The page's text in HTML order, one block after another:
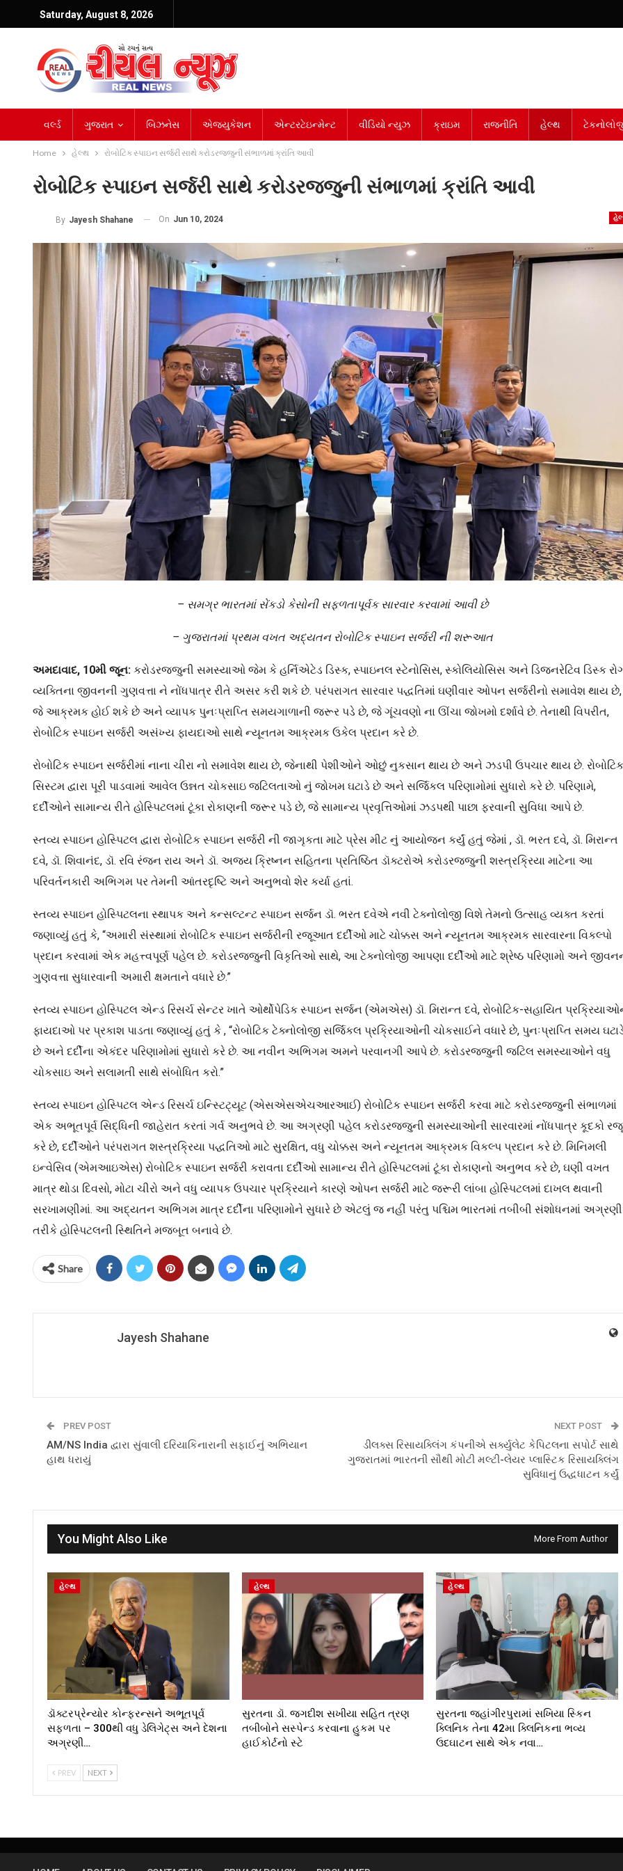
Saturday, August 8, 2026
વર્લ્ડ ગુજરાત બિઝનેસ એજ્યુકેશન એન્ટરટેઇન્મેન્ટ વીડિયો ન્યુઝ ક્રાઇમ રાજનીતિ હેલ્થ
Home હેલ્થ રોબોટિક સ્પાઇન સર્જરી સાથે કરોડરજ્જુની સંભાળમાં ક્રાંતિ આવી
રોબોટિક સ્પાઇન સર્જરી સાથે કરોડરજ્જુની સંભાળમાં ક્રાંતિ આવી
By Jayesh Shahane On Jun 10, 2024
– સમગ્ર ભારતમાં સેંકડો કેસોની સફળતાપૂર્વક સારવાર કરવામાં આવી છે
– ⁠ ગુજરાતમાં પ્રથમ વખત અદ્યતન રોબોટિક સ્પાઇન સર્જરી ની શરૂઆત
અમદાવાદ, 10મી જૂન: કરોડરજ્જુની સમસ્યાઓ જેમ કે હર્નિએટેડ ડિસ્ક, સ્પાઇનલ સ્ટેનોસિસ, સ્કોલિયોસિસ અને ડિજનરેટિવ ડિસ્ક
વ્યક્તિના જીવનની ગુણવત્તા ને નોંધપાત્ર રીતે અસર કરી શકે છે. પરંપરાગત સારવાર પદ્ધતિમાં ઘણીવાર ઓપન સર્જરીનો સમાવેશ થાય છે,
જે આક્રમક હોઈ શકે છે અને વ્યાપક પુનઃપ્રાપ્તિ સમયગાળાની જરૂર પડે છે, જે ગૂંચવણો ના ઊંચા જોખમો દર્શાવે છે. તેનાથી વિપરીત,
રોબોટિક સ્પાઇન સર્જરી અસંખ્ય ફાયદાઓ સાથે ન્યૂનતમ આક્રમક ઉકેલ પ્રદાન કરે છે.
રોબોટિક સ્પાઇન સર્જરીમાં નાના ચીરા નો સમાવેશ થાય છે, જેનાથી પેશીઓને ઓછું નુકસાન થાય છે અને ઝડપી ઉપચાર થાય છે. રોબોટિક
સિસ્ટમ દ્વારા પૂરી પાડવામાં આવેલ ઉન્નત ચોકસાઇ જટિલતાઓ નું જોખમ ઘટાડે છે અને સર્જિકલ પરિણામોમાં સુધારો કરે છે. પરિણામે,
દર્દીઓને સામાન્ય રીતે હોસ્પિટલમાં ટૂંકા રોકાણની જરૂર પડે છે, જે સામાન્ય પ્રવૃત્તિઓમાં ઝડપથી પાછા ફરવાની સુવિધા આપે છે.
સ્તવ્ય સ્પાઇન હોસ્પિટલ દ્વારા રોબોટિક સ્પાઇન સર્જરી ની જાગૃકતા માટે પ્રેસ મીટ નું આયોજન કર્યું હતું જેમાં , ડૉ. ભરત દવે, ડૉ. મિરાન્ત
દવે, ડૉ. શિવાનંદ, ડૉ. રવિ રંજન રાય અને ડૉ. અજય ક્રિષ્નન સહિતના પ્રતિષ્ઠિત ડૉક્ટરોએ કરોડરજ્જુની શસ્ત્રક્રિયા માટેના આ
પરિવર્તનકારી અભિગમ પર તેમની આંતરદૃષ્ટિ અને અનુભવો શેર કર્યા હતાં.
સ્તવ્ય સ્પાઇન હોસ્પિટલના સ્થાપક અને કન્સલ્ટન્ટ સ્પાઇન સર્જન ડૉ. ભરત દવેએ નવી ટેક્નોલોજી વિશે તેમનો ઉત્સાહ વ્યક્ત કરતાં
જણાવ્યું હતું કે, “અમારી સંસ્થામાં રોબોટિક સ્પાઇન સર્જરીની રજૂઆત દર્દીઓ માટે ચોક્કસ અને ન્યૂનતમ આક્રમક સારવારના વિકલ્પો
પ્રદાન કરવામાં એક મહત્ત્વપૂર્ણ પહેલ છે. કરોડરજ્જુની વિકૃતિઓ સાથે, આ ટેક્નોલોજી આપણા દર્દીઓ માટે શ્રેષ્ઠ પરિણામો અને
ગુણવત્તા સુધારવાની અમારી ક્ષમતાને વધારે છે.”
સ્તવ્ય સ્પાઇન હોસ્પિટલ એન્ડ રિસર્ચ સેન્ટર ખાતે ઓર્થોપેડિક સ્પાઇન સર્જન (એમએસ) ડૉ. મિરાન્ત દવે, રોબોટિક-સહાયિત
ફાયદાઓ પર પ્રકાશ પાડતા જણાવ્યું હતું કે , “રોબોટિક ટેક્નોલોજી સર્જિકલ પ્રક્રિયાઓની ચોકસાઈને વધારે છે, પુનઃપ્રાપ્તિ સમય
છે અને દર્દીના એકંદર પરિણામોમાં સુધારો કરે છે. આ નવીન અભિગમ અમને પરવાનગી આપે છે. કરોડરજ્જુની જટિલ સમસ્યાઓને વધુ
ચોકસાઇ અને સલામતી સાથે સંબોધિત કરો.”
સ્તવ્ય સ્પાઇન હોસ્પિટલ એન્ડ રિસર્ચ ઇન્સ્ટિટ્યૂટ (એસએસએચઆરઆઈ) રોબોટિક સ્પાઇન સર્જરી કરવા માટે કરોડરજ્જુની સંભાળમાં
એક અભૂતપૂર્વ સિદ્ધિની જાહેરાત કરતાં ગર્વ અનુભવે છે. આ અગ્રણી પહેલ કરોડરજ્જુની સમસ્યાઓની સારવારમાં નોંધપાત્ર કૂદકો રજૂ
કરે છે, દર્દીઓને પરંપરાગત શસ્ત્રક્રિયા પદ્ધતિઓ માટે સુરક્ષિત, વધુ ચોક્કસ અને ન્યૂનતમ આક્રમક વિકલ્પ પ્રદાન કરે છે. મિનિમલી
ઇન્વેસિવ (એમઆઇએસ) રોબોટિક સ્પાઇન સર્જરી કરાવતા દર્દીઓ સામાન્ય રીતે હોસ્પિટલમાં ટૂંકા રોકાણનો અનુભવ કરે છે, ઘણી વખત
માત્ર થોડા દિવસો, મોટા ચીરો અને વધુ વ્યાપક ઉપચાર પ્રક્રિયાને કારણે ઓપન સર્જરી માટે જરૂરી લાંબા હોસ્પિટલમાં દાખલ થવાની
સરખામણીમાં. આ અદ્યતન અભિગમ માત્ર દર્દીના પરિણામોને સુધારે છે એટલું જ નહીં પરંતુ પશ્ચિમ ભારતમાં તબીબી સંશોધનમાં અગ્રણી
તરીકે હોસ્પિટલની સ્થિતિને મજબૂત બનાવે છે.
Share
Jayesh Shahane
PREV POST
AM/NS India દ્વારા સુંવાલી દરિયાકિનારાની સફાઈનું અભિયાન
હાથ ધરાયું
NEXT POST
ડીલક્સ રિસાયક્લિંગ કંપનીએ સર્ક્યુલેટ કેપિટલના સપોર્ટ સાથે
ગુજરાતમાં ભારતની સૌથી મોટી મલ્ટી-લેયર પ્લાસ્ટિક રિસાયક્લિંગ
સુવિધાનું ઉદ્ધધાટન કર્યું
You Might Also Like More From Author
હેલ્થ
ડૉક્ટરપ્રેન્યોર કોન્ફરન્સને અભૂતપૂર્વ
સફળતા – 300થી વધુ ડેલિગેટ્સ અને દેશના
અગ્રણી…
હેલ્થ
સુરતના ડૉ. જગદીશ સખીયા સહિત ત્રણ
તબીબોને સસ્પેન્ડ કરવાના હુકમ પર
હાઈકોર્ટનો સ્ટે
હેલ્થ
સુરતના જહાંગીરપુરામાં સખિયા સ્કિન
ક્લિનિક તેના 42મા ક્લિનિકના ભવ્ય
ઉદઘાટન સાથે એક નવા…
PREV NEXT